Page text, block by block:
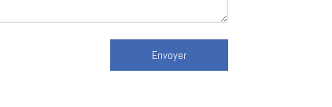
Envoyer